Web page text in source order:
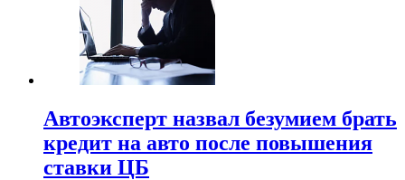
Автоэксперт назвал безумием брать
кредит на авто после повышения
ставки ЦБ